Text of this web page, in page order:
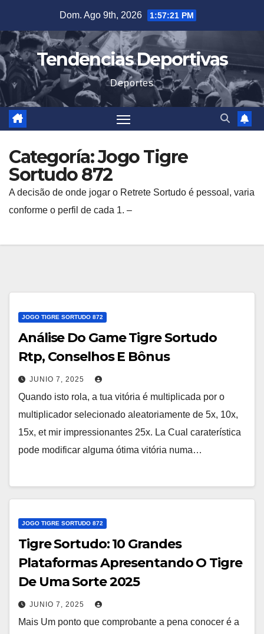
contenido
Dom. Ago 9th, 2026 1:57:22 PM
Tendencias Deportivas
Deportes
Categoría:Jogo Tigre
Sortudo 872
A decisão de onde jogar o Retrete Sortudo é pessoal, varia
conforme o perfil de cada 1. –
JOGO TIGRE SORTUDO 872
Análise Do Game Tigre Sortudo
Rtp, Conselhos E Bônus
JUNIO 7, 2025
Quando isto rola, a tua vitória é multiplicada por o
multiplicador selecionado aleatoriamente de 5x, 10x,
15x, et mir impressionantes 25x. La Cual caraterística
pode modificar alguma ótima vitória numa…
JOGO TIGRE SORTUDO 872
Tigre Sortudo: 10 Grandes
Plataformas Apresentando O Tigre
De Uma Sorte 2025
JUNIO 7, 2025
Mais Um ponto que comprobante a pena conocer é a